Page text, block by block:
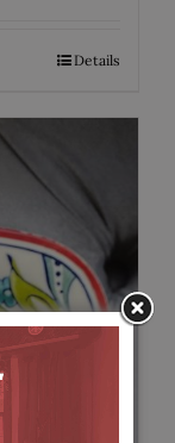
Details